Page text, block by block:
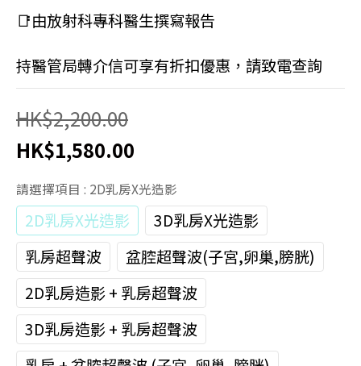
📑由放射科專科醫生撰寫報告
持醫管局轉介信可享有折扣優惠，請致電查詢
HK$2,200.00
HK$1,580.00
請選擇項目 : 2D乳房X光造影
2D乳房X光造影
3D乳房X光造影
乳房超聲波
盆腔超聲波(子宮,卵巢,膀胱)
2D乳房造影 + 乳房超聲波
3D乳房造影 + 乳房超聲波